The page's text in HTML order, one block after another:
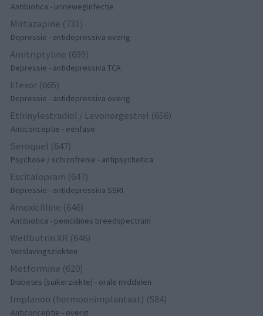
Antibiotica - urineweginfectie
Mirtazapine (731)
Depressie - antidepressiva overig
Amitriptyline (699)
Depressie - antidepressiva TCA
Efexor (665)
Depressie - antidepressiva overig
Ethinylestradiol / Levonorgestrel (656)
Anticonceptie - eenfase
Seroquel (647)
Psychose / schizofrenie - antipsychotica
Escitalopram (647)
Depressie - antidepressiva SSRI
Amoxicilline (646)
Antibiotica - penicillines breedspectrum
Wellbutrin XR (646)
Verslavingsziekten
Metformine (620)
Diabetes (suikerziekte) - orale middelen
Implanon (hormoonimplantaat) (584)
Anticonceptie - overig